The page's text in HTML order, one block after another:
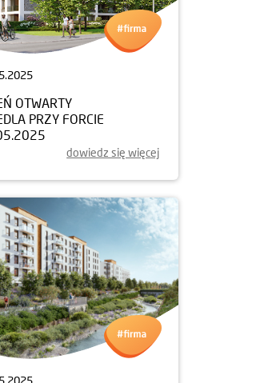
OTWARTY
PRZY FORCIE
dowiedz się więcej